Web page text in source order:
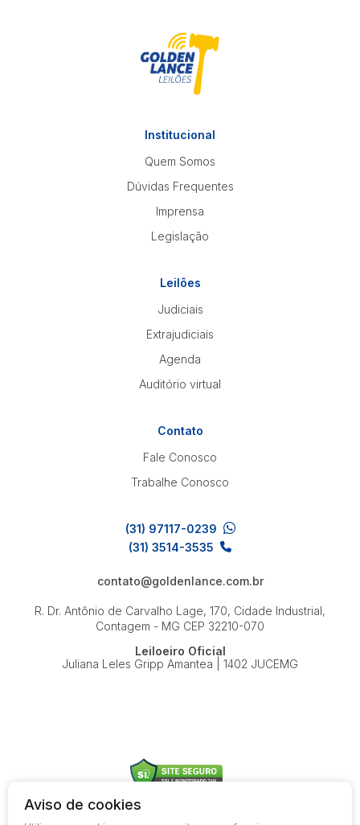
Institucional
Quem Somos
Dúvidas Frequentes
Imprensa
Legislação
Leilões
Judiciais
Extrajudiciais
Agenda
Auditório virtual
Contato
Fale Conosco
Trabalhe Conosco
(31) 97117-0239
(31) 3514-3535
contato@goldenlance.com.br
R. Dr. Antônio de Carvalho Lage, 170, Cidade Industrial,
Contagem - MG CEP 32210-070
Leiloeiro Oficial
Juliana Leles Gripp Amantea | 1402 JUCEMG
Aviso de cookies